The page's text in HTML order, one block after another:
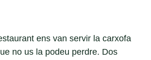
ens van servir la carxofa
no us la podeu perdre. Dos